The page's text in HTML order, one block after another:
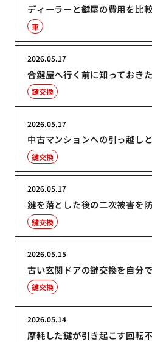
ディーラーと鍵屋の費用を比較
車
合鍵屋へ行く前に知っておき
2026.05.17
鍵交換
中古マンションへの引っ越し
2026.05.17
鍵交換
鍵を落とした後の二次被害を
2026.05.17
鍵交換
古い玄関ドアの鍵交換を自分
2026.05.15
鍵交換
摩耗した鍵が引き起こす回転
2026.05.14